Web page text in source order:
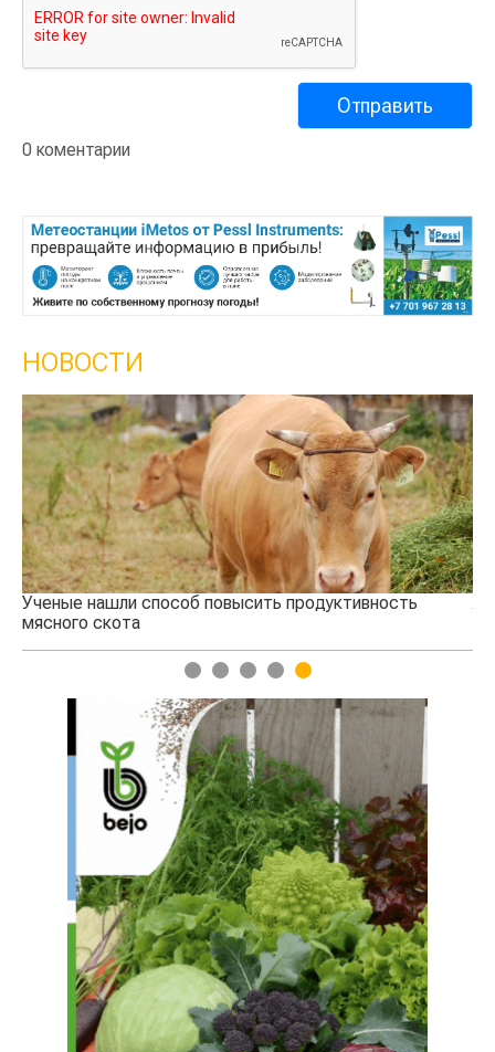
0 коментарии
НОВОСТИ
Ученые нашли способ повысить продуктивность
мясного скота
1 2 3 4 5